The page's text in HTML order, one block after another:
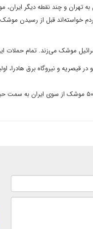
به تهران و چند نقطه دیگر
خواسته‌اند قبل از رسیدن
تمام حملات ایران از وعده صادق ۱ تا
قیصریه و نیروگاه برق هادرا،